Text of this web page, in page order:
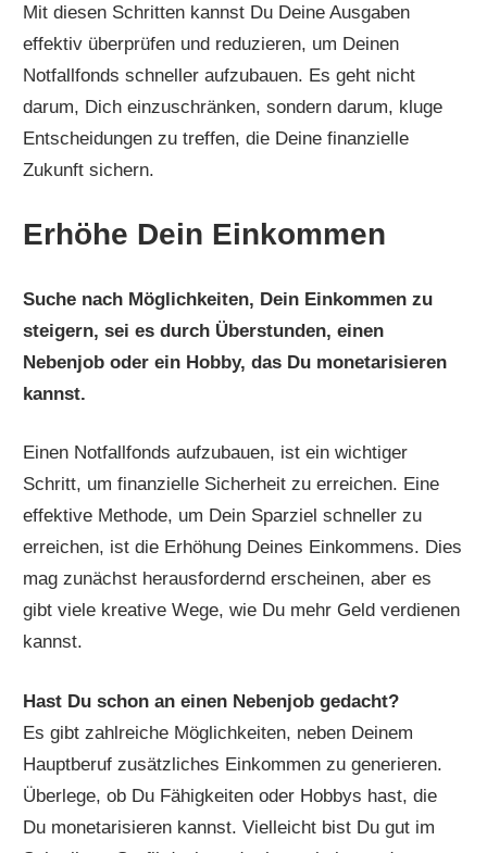
Mit diesen Schritten kannst Du Deine Ausgaben
effektiv überprüfen und reduzieren, um Deinen
Notfallfonds schneller aufzubauen. Es geht nicht
darum, Dich einzuschränken, sondern darum, kluge
Entscheidungen zu treffen, die Deine finanzielle
Zukunft sichern.
Erhöhe Dein Einkommen
Suche nach Möglichkeiten, Dein Einkommen zu
steigern, sei es durch Überstunden, einen
Nebenjob oder ein Hobby, das Du monetarisieren
kannst.
Einen Notfallfonds aufzubauen, ist ein wichtiger
Schritt, um finanzielle Sicherheit zu erreichen. Eine
effektive Methode, um Dein Sparziel schneller zu
erreichen, ist die Erhöhung Deines Einkommens. Dies
mag zunächst herausfordernd erscheinen, aber es
gibt viele kreative Wege, wie Du mehr Geld verdienen
kannst.
Hast Du schon an einen Nebenjob gedacht?
Es gibt zahlreiche Möglichkeiten, neben Deinem
Hauptberuf zusätzliches Einkommen zu generieren.
Überlege, ob Du Fähigkeiten oder Hobbys hast, die
Du monetarisieren kannst. Vielleicht bist Du gut im